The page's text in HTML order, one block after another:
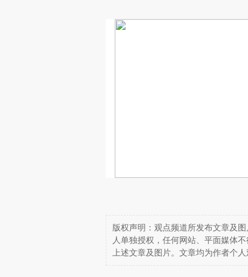
版权声明：观点频道所发布文章及
人单独授权，任何网站、平面媒体
上述文章及图片。文章均为作者个